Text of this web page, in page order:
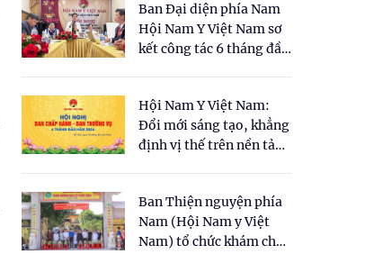
cho Luật Y dược cổ
truyền Việt Nam"
Ban Đại diện phía Nam
Hội Nam Y Việt Nam sơ
kết công tác 6 tháng đầu
Hội Nam Y Việt Nam:
Đổi mới sáng tạo, khẳng
định vị thế trên nền tảng
Ban Thiện nguyện phía
Nam (Hội Nam y Việt
Nam) tổ chức khám chữa